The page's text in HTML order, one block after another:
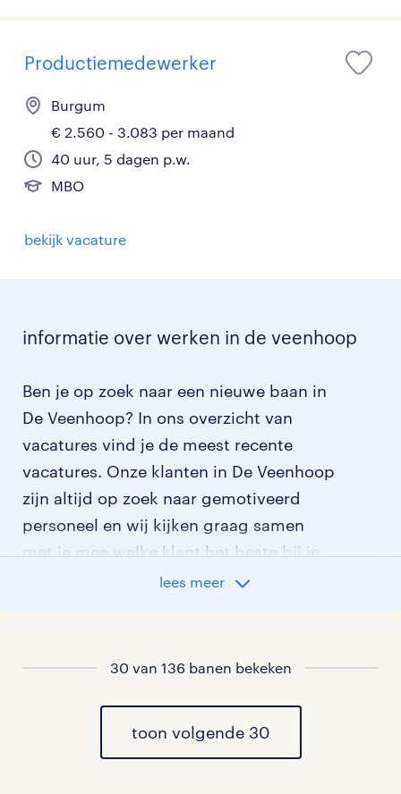
Productiemedewerker
Burgum
€ 2.560 - 3.083 per maand
40 uur, 5 dagen p.w.
MBO
bekijk vacature
informatie over werken in de veenhoop
Ben je op zoek naar een nieuwe baan in
De Veenhoop? In ons overzicht van
vacatures vind je de meest recente
vacatures. Onze klanten in De Veenhoop
zijn altijd op zoek naar gemotiveerd
personeel en wij kijken graag samen
met je mee welke klant het beste bij je
vacatures in Boornbergum
vacatures in De Wilgen
lees meer
30 van 136 banen bekeken
toon volgende 30